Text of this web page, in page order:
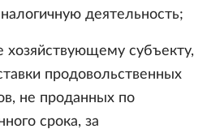
деятельность;
хозяйствующему субъекту,
продовольственных
не проданных по
срока, за